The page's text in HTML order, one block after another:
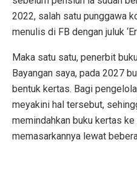
2022, salah satu punggawa
menulis di FB dengan juluk
Maka satu satu, penerbit
Bayangan saya, pada 2027
bentuk kertas. Bagi
meyakini hal tersebut,
memindahkan buku kertas
memasarkannya lewat